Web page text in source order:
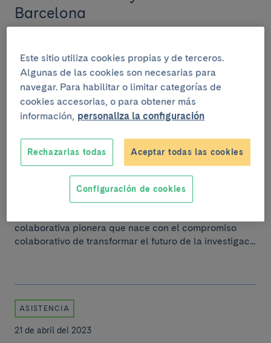
Barcelona
impulsado por el Departament de Salut, lidera...
10 de diciembre del 2024
El Clínic-IDIBAPS participa en el
HUB Alzheimer Barcelona
colaborativa pionera que nace con el compromiso
colaborativo de transformar el futuro de la investigac...
ASISTENCIA
21 de abril del 2023
Este sitio utiliza cookies propias y de terceros.
Algunas de las cookies son necesarias para
navegar. Para habilitar o limitar categorías de
cookies accesorias, o para obtener más
información, personaliza la configuración
Rechazarlas todas Aceptar todas las cookies
Configuración de cookies